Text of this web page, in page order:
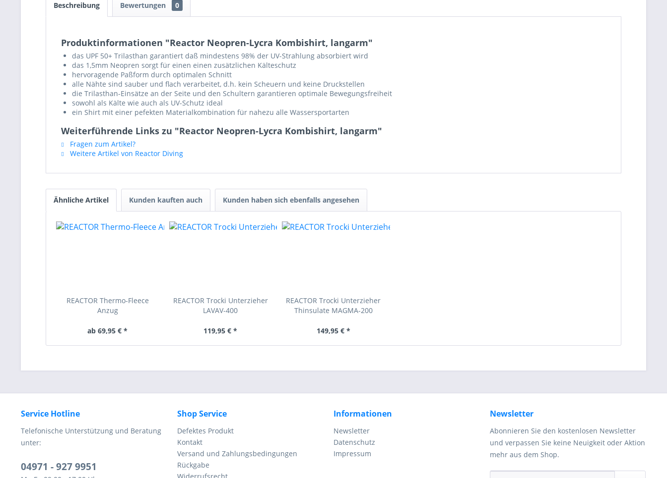
Beschreibung Bewertungen 0
Produktinformationen "Reactor Neopren-Lycra Kombishirt, langarm"
das UPF 50+ Trilasthan garantiert daß mindestens 98% der UV-Strahlung absorbiert wird
das 1,5mm Neopren sorgt für einen einen zusätzlichen Kälteschutz
hervoragende Paßform durch optimalen Schnitt
alle Nähte sind sauber und flach verarbeitet, d.h. kein Scheuern und keine Druckstellen
die Trilasthan-Einsätze an der Seite und den Schultern garantieren optimale Bewegungsfreiheit
sowohl als Kälte wie auch als UV-Schutz ideal
ein Shirt mit einer pefekten Materialkombination für nahezu alle Wassersportarten
Weiterführende Links zu "Reactor Neopren-Lycra Kombishirt, langarm"
Fragen zum Artikel?
Weitere Artikel von Reactor Diving
Ähnliche Artikel Kunden kauften auch Kunden haben sich ebenfalls angesehen
REACTOR Thermo-Fleece
Anzug
ab 69,95 € *
REACTOR Trocki Unterzieher
LAVAV-400
119,95 € *
REACTOR Trocki Unterzieher
Thinsulate MAGMA-200
149,95 € *
Service Hotline
Telefonische Unterstützung und Beratung
unter:
04971 - 927 9951
Shop Service
Defektes Produkt
Kontakt
Versand und Zahlungsbedingungen
Rückgabe
Informationen
Newsletter
Datenschutz
Impressum
Newsletter
Abonnieren Sie den kostenlosen Newsletter
und verpassen Sie keine Neuigkeit oder Aktion
mehr aus dem Shop.